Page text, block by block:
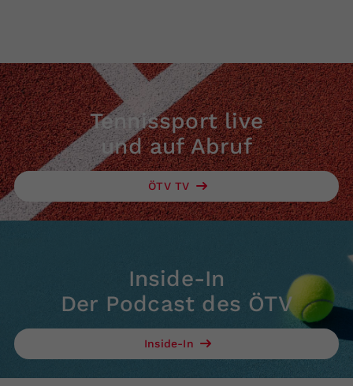
Tennissport live
und auf Abruf
ÖTV TV
Inside-In
Der Podcast des ÖTV
Inside-In